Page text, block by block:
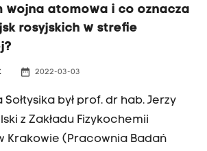
wojna atomowa i co oznacza
rosyjskich w strefie
date_range 2022-03-03
Sołtysika był prof. dr hab. Jerzy
z Zakładu Fizykochemii
Krakowie (Pracownia Badań